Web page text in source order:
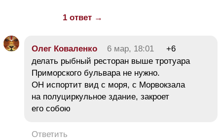
1 ответ →
Олег Коваленко 6 мар, 18:01
+6
делать рыбный ресторан выше тротуара
Приморского бульвара не нужно.
ОН испортит вид с моря, с Морвокзала
на полуциркульное здание, закроет
его собою
Ответить